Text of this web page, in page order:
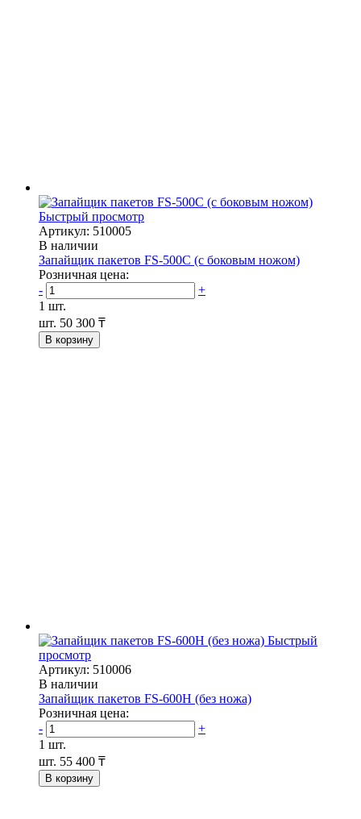
Быстрый просмотр
Артикул: 510005
В наличии
Запайщик пакетов FS-500С (с боковым ножом)
Розничная цена:
-
+
1 шт.
шт. 50 300 ₸
В корзину
Быстрый
просмотр
Артикул: 510006
В наличии
Запайщик пакетов FS-600H (без ножа)
Розничная цена:
-
+
1 шт.
шт. 55 400 ₸
В корзину